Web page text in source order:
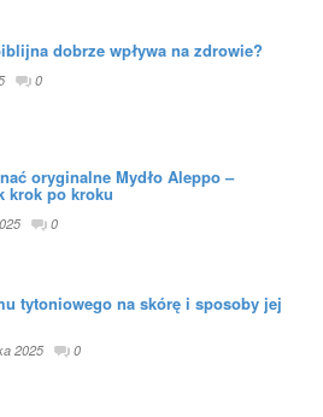
dobrze wpływa na zdrowie?
0
oryginalne Mydło Aleppo –
krok po kroku
0
tytoniowego na skórę i sposoby jej
2025 0